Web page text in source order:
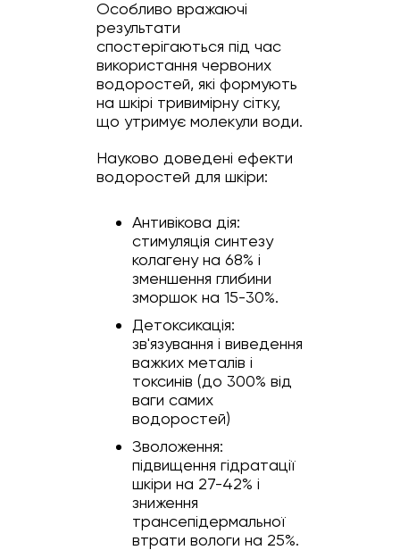
Особливо вражаючі
результати
спостерігаються під час
використання червоних
водоростей, які формують
на шкірі тривимірну сітку,
що утримує молекули води.
Науково доведені ефекти
водоростей для шкіри:
Антивікова дія:
стимуляція синтезу
колагену на 68% і
зменшення глибини
зморшок на 15-30%.
Детоксикація:
зв'язування і виведення
важких металів і
токсинів (до 300% від
ваги самих
водоростей)
Зволоження:
підвищення гідратації
шкіри на 27-42% і
зниження
трансепідермальної
втрати вологи на 25%.